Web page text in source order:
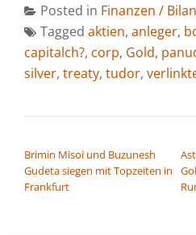
Posted in Finanzen /
Tagged aktien, anleger,
capitalch?, corp, Gold,
silver, treaty, tudor,
Brimin Misoi und Buzunesh
Gudeta siegen mit Topzeiten in
Frankfurt